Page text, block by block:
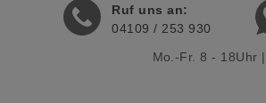
Ruf uns an:
04109 / 253 930
Mo.-Fr. 8 - 18Uhr